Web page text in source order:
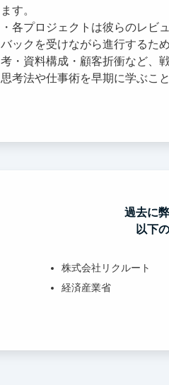
ます。
・各プロジェクトは彼らのレビ
バックを受けながら進行するた
考・資料構成・顧客折衝など、
思考法や仕事術を早期に学ぶこ
過去に
以下
株式会社リクルート
経済産業省